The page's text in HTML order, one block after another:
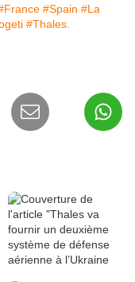
#Spain #La
#Thales.